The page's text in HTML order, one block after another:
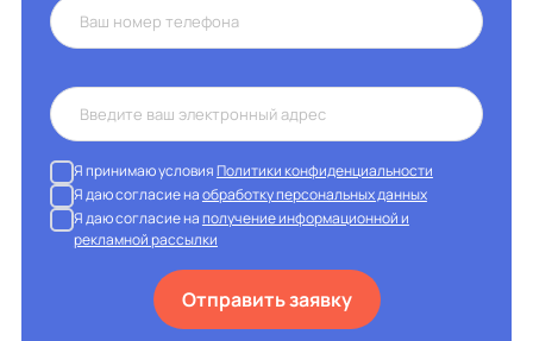
Я принимаю условияПолитики конфиденциальности
Я даю согласие наобработку персональных данных
Я даю согласие наполучение информационной и
рекламной рассылки
Отправить заявку